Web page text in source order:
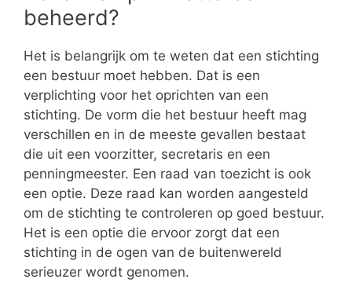
beheerd?
Het is belangrijk om te weten dat een stichting
een bestuur moet hebben. Dat is een
verplichting voor het oprichten van een
stichting. De vorm die het bestuur heeft mag
verschillen en in de meeste gevallen bestaat
die uit een voorzitter, secretaris en een
penningmeester. Een raad van toezicht is ook
een optie. Deze raad kan worden aangesteld
om de stichting te controleren op goed bestuur.
Het is een optie die ervoor zorgt dat een
stichting in de ogen van de buitenwereld
serieuzer wordt genomen.